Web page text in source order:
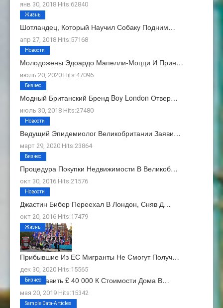
янв 30, 2018 Hits:62840
Шотландец, Который Научил Собаку Подним…
апр 27, 2018 Hits:57168
Жизнь
Молодожены Эдоардо Мапелли-Моцци И Прин…
июль 20, 2020 Hits:47096
Новости
Модный Британский Бренд Boy London Отвер…
июль 30, 2018 Hits:27480
Бизнес
Ведущий Эпидемиолог Великобритании Заяви…
март 29, 2020 Hits:23864
Новости
Процедура Покупки Недвижимости В Великоб…
окт 30, 2016 Hits:21576
Бизнес
Джастин Бибер Переехал В Лондон, Сняв Д…
окт 20, 2016 Hits:17479
Новости
Прибывшие Из ЕС Мигранты Не Смогут Получ…
дек 30, 2020 Hits:15565
Жизнь
Как Добавить £ 40 000 К Стоимости Дома В…
мая 20, 2019 Hits:15342
Бизнес
О Нас
Sample Data-Articles